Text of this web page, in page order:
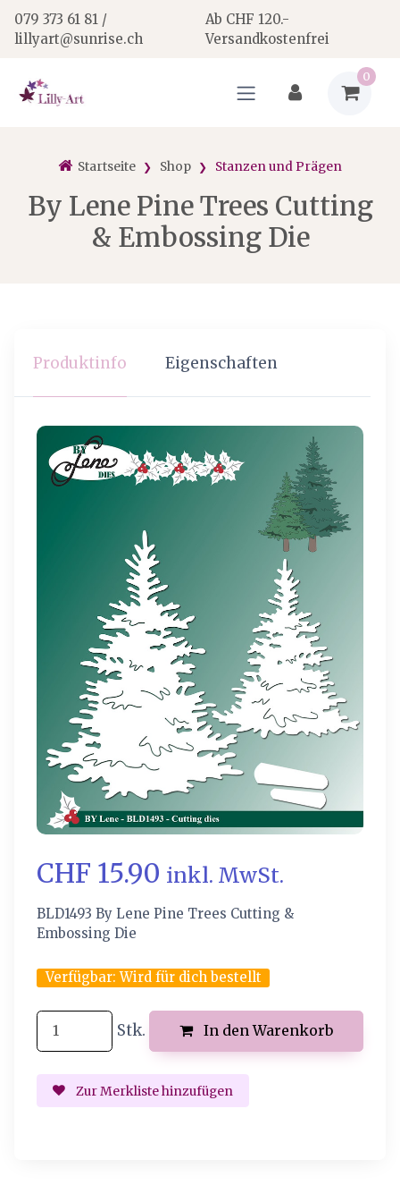
079 373 61 81 /
lillyart@sunrise.ch
Ab CHF 120.-
Versandkostenfrei
0
Startseite Shop Stanzen und Prägen
By Lene Pine Trees Cutting
& Embossing Die
Produktinfo Eigenschaften
CHF 15.90 inkl. MwSt.
BLD1493 By Lene Pine Trees Cutting &
Embossing Die
Verfügbar:Wird für dich bestellt
Stk. In den Warenkorb
Zur Merkliste hinzufügen